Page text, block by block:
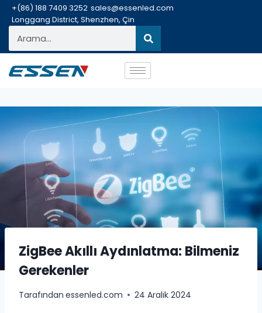
+(86) 188 7409 3252 sales@essenled.com
Longgang District, Shenzhen, Çin
ZigBee Akıllı Aydınlatma: Bilmeniz
Gerekenler
Tarafından essenled.com 24 Aralık 2024